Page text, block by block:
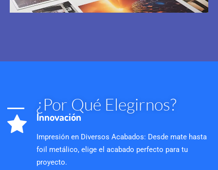
¿Por Qué Elegirnos?
Innovación
Impresión en Diversos Acabados: Desde mate hasta
foil metálico, elige el acabado perfecto para tu
proyecto.